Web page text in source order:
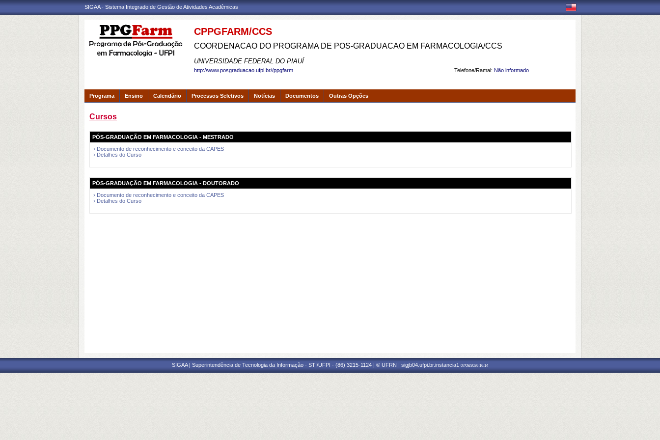
SIGAA - Sistema Integrado de Gestão de Atividades Acadêmicas
CPPGFARM/CCS
COORDENACAO DO PROGRAMA DE POS-GRADUACAO EM FARMACOLOGIA/CCS
UNIVERSIDADE FEDERAL DO PIAUÍ
Telefone/Ramal: Não informado
http://www.posgraduacao.ufpi.br//ppgfarm
Programa Ensino Calendário Processos Seletivos Notícias Documentos Outras Opções
Cursos
PÓS-GRADUAÇÃO EM FARMACOLOGIA - MESTRADO
› Documento de reconhecimento e conceito da CAPES
› Detalhes do Curso
PÓS-GRADUAÇÃO EM FARMACOLOGIA - DOUTORADO
› Documento de reconhecimento e conceito da CAPES
› Detalhes do Curso
SIGAA | Superintendência de Tecnologia da Informação - STI/UFPI - (86) 3215-1124 | © UFRN | sigjb04.ufpi.br.instancia1 07/08/2026 16:14